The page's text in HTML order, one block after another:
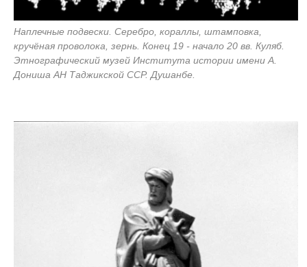
Наплечные подвески. Серебро, кораллы, штамповка,
кручёная проволока, зернь. Конец 19 - начало 20 вв. Куляб.
Этнографический музей Института истории имени А.
Дониша АН Таджикской ССР. Душанбе.